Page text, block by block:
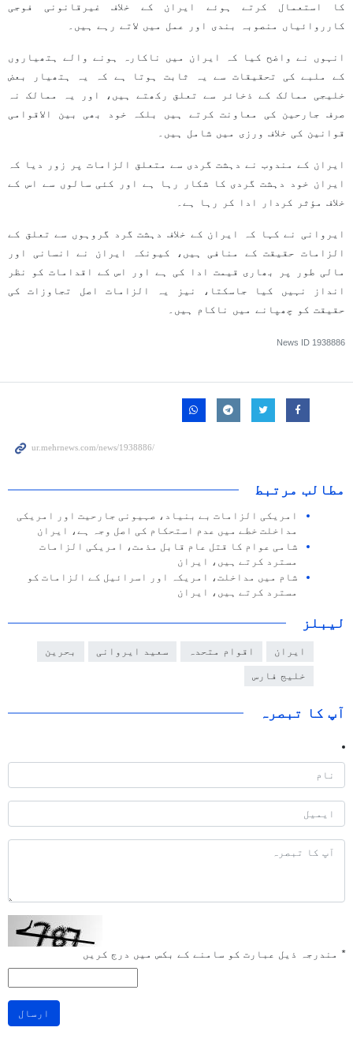
کا استعمال کرتے ہوئے ایران کے خلاف غیرقانونی فوجی
کارروائیاں منصوبہ بندی اور عمل میں لاتے رہے ہیں۔
انہوں نے واضح کیا کہ ایران میں ناکارہ ہونے والے ہتھیاروں
کے ملبے کی تحقیقات سے یہ ثابت ہوتا ہے کہ یہ ہتھیار بعض
خلیجی ممالک کے ذخائر سے تعلق رکھتے ہیں، اور یہ ممالک نہ
صرف جارحین کی معاونت کرتے ہیں بلکہ خود بھی بین الاقوامی
قوانین کی خلاف ورزی میں شامل ہیں۔
ایران کے مندوب نے دہشت گردی سے متعلق الزامات پر زور دیا کہ
ایران خود دہشت گردی کا شکار رہا ہے اور کئی سالوں سے اس کے
خلاف مؤثر کردار ادا کر رہا ہے۔
ایروانی نے کہا کہ ایران کے خلاف دہشت گرد گروہوں سے تعلق کے
الزامات حقیقت کے منافی ہیں، کیونکہ ایران نے انسانی اور
مالی طور پر بھاری قیمت ادا کی ہے اور اس کے اقدامات کو نظر
انداز نہیں کیا جاسکتا، نیز یہ الزامات اصل تجاوزات کی
حقیقت کو چھپانے میں ناکام ہیں۔
News ID 1938886
مطالب مرتبط
امریکی الزامات بے بنیاد، صہیونی جارحیت اور امریکی
مداخلت خطے میں عدم استحکام کی اصل وجہ ہے، ایران
شامی عوام کا قتل عام قابل مذمت، امریکی الزامات
مسترد کرتے ہیں، ایران
شام میں مداخلت، امریکہ اور اسرائیل کے الزامات کو
مسترد کرتے ہیں، ایران
لیبلز
ایران اقوام متحدہ سعید ایروانی بحرین
خلیج فارس
آپ کا تبصرہ
* مندرجہ ذیل عبارت کو سامنے کے بکس میں درج کریں
ارسال